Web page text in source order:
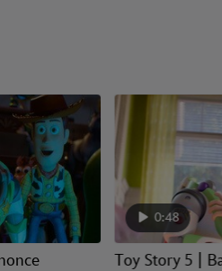
0:48
Toy Story 5 |